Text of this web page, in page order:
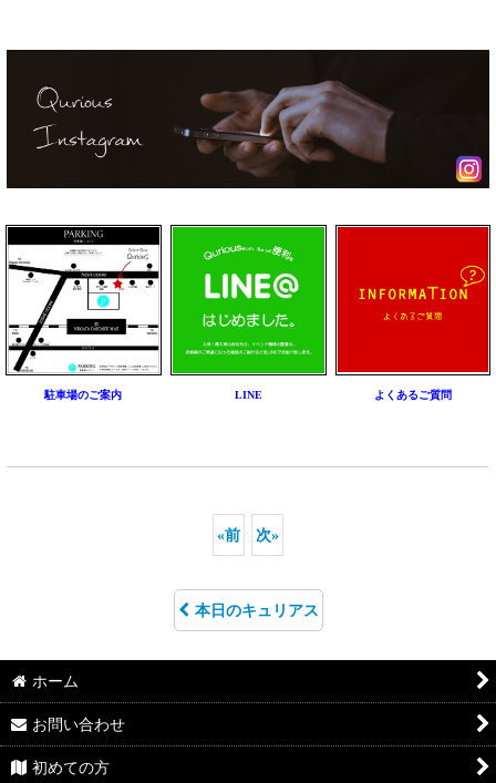
駐車場のご案内 LINE よくあるご質問
«前 次»
本日のキュリアス
ホーム
お問い合わせ
初めての方